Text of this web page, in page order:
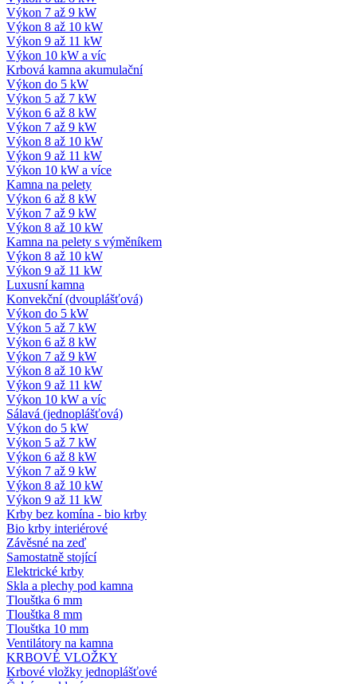
Výkon 7 až 9 kW
Výkon 8 až 10 kW
Výkon 9 až 11 kW
Výkon 10 kW a víc
Krbová kamna akumulační
Výkon do 5 kW
Výkon 5 až 7 kW
Výkon 6 až 8 kW
Výkon 7 až 9 kW
Výkon 8 až 10 kW
Výkon 9 až 11 kW
Výkon 10 kW a více
Kamna na pelety
Výkon 6 až 8 kW
Výkon 7 až 9 kW
Výkon 8 až 10 kW
Kamna na pelety s výměníkem
Výkon 8 až 10 kW
Výkon 9 až 11 kW
Luxusní kamna
Konvekční (dvouplášťová)
Výkon do 5 kW
Výkon 5 až 7 kW
Výkon 6 až 8 kW
Výkon 7 až 9 kW
Výkon 8 až 10 kW
Výkon 9 až 11 kW
Výkon 10 kW a víc
Sálavá (jednoplášťová)
Výkon do 5 kW
Výkon 5 až 7 kW
Výkon 6 až 8 kW
Výkon 7 až 9 kW
Výkon 8 až 10 kW
Výkon 9 až 11 kW
Krby bez komína - bio krby
Bio krby interiérové
Závěsné na zeď
Samostatně stojící
Elektrické krby
Skla a plechy pod kamna
Tlouštka 6 mm
Tlouštka 8 mm
Tlouštka 10 mm
Ventilátory na kamna
KRBOVÉ VLOŽKY
Krbové vložky jednoplášťové